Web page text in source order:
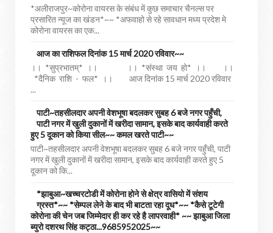
*अलीराजपुर~कोरोना वायरस के संबंध में कुछ समाचार चैनल्स पर
प्रसारित न्यूज का खंडन*~~ *अफवाहो से रहे सावधान मध्य प्रदेश मे
कोरोना वायरस का एक...
आज का राशिफल दिनांक 15 मार्च 2020 रविवार~~
।। *सुप्रभातम्* ।। ।। *संस्था जय हो* ।। ।।
*दैनिक राशि - फल* ।। आज दिनांक 15 मार्च 2020 रविवार
...
पाटी~तहसीलदार अपनी वेशभूषा बदलकर सुबह 6 बजे नगर पहुँची,
पाटी नगर में खुली दुकानों में खरीदा सामान, इसके बाद कार्यवाही करते
हुए 5 दूकान को किया सील~~ कमल खरते पाटी~~
पाटी~तहसीलदार अपनी वेशभूषा बदलकर सुबह 6 बजे नगर पहुँची, पाटी
नगर में खुली दुकानों में खरीदा सामान, इसके बाद कार्यवाही करते हुए 5
दूकान को कि...
*झाबुआ~खच्चरटोडी में कोरोना होने से क्षेत्र वासियो में संशय
ग्रस्त*~~ *सेम्पल लेने के बाद भी बाटता रहा दूध*~~ *कैसे टूटेगी
कोरोना की चेन जब जिम्मेदार ही कर रहे है लापरवाही* ~~ झाबुआ जिला
ब्युरो दशरथ सिंह कट्ठा...9685952025~~